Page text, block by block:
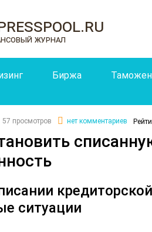
журнал
Биржа
57 просмотров нет комментариев
ситуации